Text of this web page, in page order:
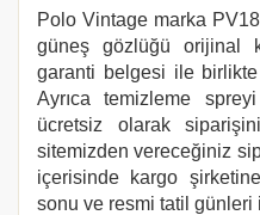
Polo Vintage marka
güneş gözlüğü orijinal
garanti belgesi ile birlikte
Ayrıca temizleme
ücretsiz olarak
sitemizden vereceğiniz
içerisinde kargo
sonu ve resmi tatil